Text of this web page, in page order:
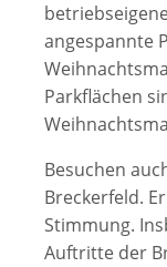
angespannte
Parkflächen
Besuchen
Breckerfeld.
Stimmung.
Auftritte der